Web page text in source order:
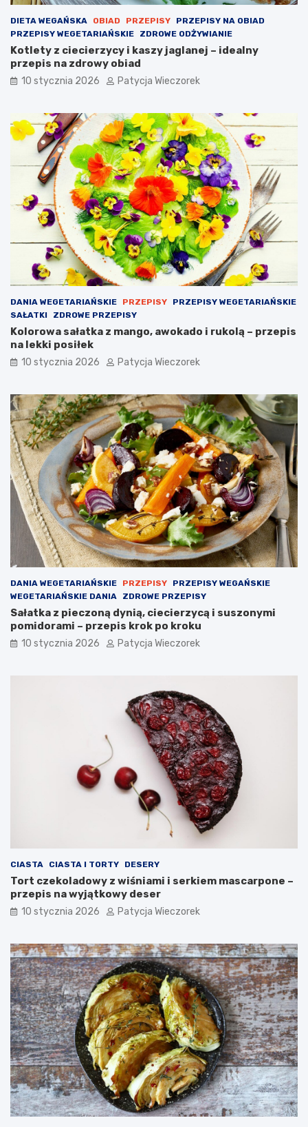
DIETA WEGAŃSKA OBIAD PRZEPISY
PRZEPISY NA OBIAD
PRZEPISY WEGETARIAŃSKIE
ZDROWE ODŻYWIANIE
Kotlety z ciecierzycy i kaszy jaglanej – idealny
przepis na zdrowy obiad
10 stycznia 2026 Patycja Wieczorek
DANIA WEGETARIAŃSKIE PRZEPISY
PRZEPISY WEGETARIAŃSKIE
SAŁATKI
ZDROWE PRZEPISY
Kolorowa sałatka z mango, awokado i rukolą – przepis
na lekki posiłek
10 stycznia 2026 Patycja Wieczorek
DANIA WEGETARIAŃSKIE PRZEPISY
PRZEPISY WEGAŃSKIE
WEGETARIAŃSKIE DANIA
ZDROWE PRZEPISY
Sałatka z pieczoną dynią, ciecierzycą i suszonymi
pomidorami – przepis krok po kroku
10 stycznia 2026 Patycja Wieczorek
CIASTA CIASTA I TORTY DESERY
Tort czekoladowy z wiśniami i serkiem mascarpone –
przepis na wyjątkowy deser
10 stycznia 2026 Patycja Wieczorek